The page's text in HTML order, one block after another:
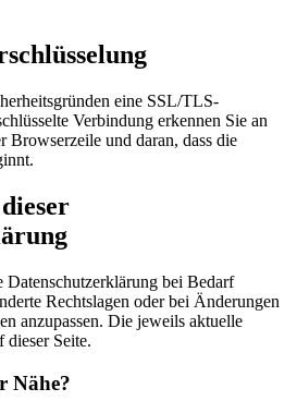
eine SSL/TLS-
Verbindung erkennen Sie an
Browserzeile und daran, dass die
Datenschutzerklärung bei Bedarf
Rechtslagen oder bei Änderungen
anzupassen. Die jeweils aktuelle
dieser Seite.
Nähe?